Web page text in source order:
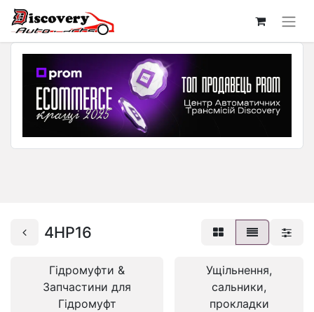
4HP16
Гідромуфти &
Запчастини для
Гідромуфт
Ущільнення,
сальники,
прокладки